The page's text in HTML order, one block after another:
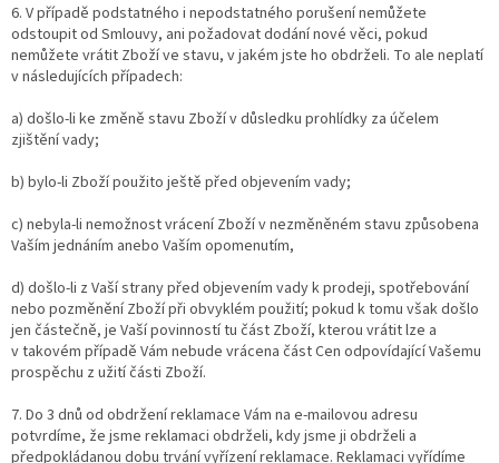
6. V případě podstatného i nepodstatného porušení nemůžete
odstoupit od Smlouvy, ani požadovat dodání nové věci, pokud
nemůžete vrátit Zboží ve stavu, v jakém jste ho obdrželi. To ale neplatí
v následujících případech:
a) došlo-li ke změně stavu Zboží v důsledku prohlídky za účelem
zjištění vady;
b) bylo-li Zboží použito ještě před objevením vady;
c) nebyla-li nemožnost vrácení Zboží v nezměněném stavu způsobena
Vaším jednáním anebo Vaším opomenutím,
d) došlo-li z Vaší strany před objevením vady k prodeji, spotřebování
nebo pozměnění Zboží při obvyklém použití; pokud k tomu však došlo
jen částečně, je Vaší povinností tu část Zboží, kterou vrátit lze a
v takovém případě Vám nebude vrácena část Cen odpovídající Vašemu
prospěchu z užití části Zboží.
7. Do 3 dnů od obdržení reklamace Vám na e-mailovou adresu
potvrdíme, že jsme reklamaci obdrželi, kdy jsme ji obdrželi a
předpokládanou dobu trvání vyřízení reklamace. Reklamaci vyřídíme